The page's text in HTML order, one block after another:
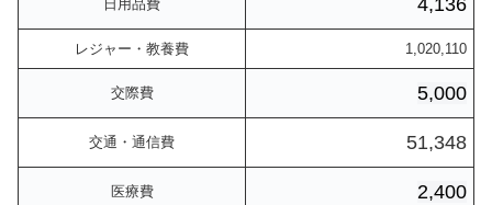
日用品費 4,136
レジャー・教養費 1,020,110
交際費 5,000
交通・通信費 51,348
医療費 2,400